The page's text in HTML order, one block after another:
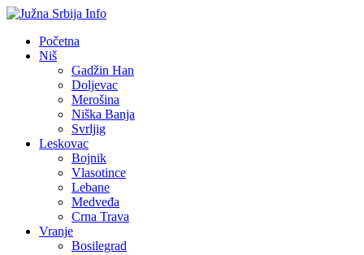
Početna
Niš
Gadžin Han
Doljevac
Merošina
Niška Banja
Svrljig
Leskovac
Bojnik
Vlasotince
Lebane
Medveđa
Crna Trava
Vranje
Bosilegrad